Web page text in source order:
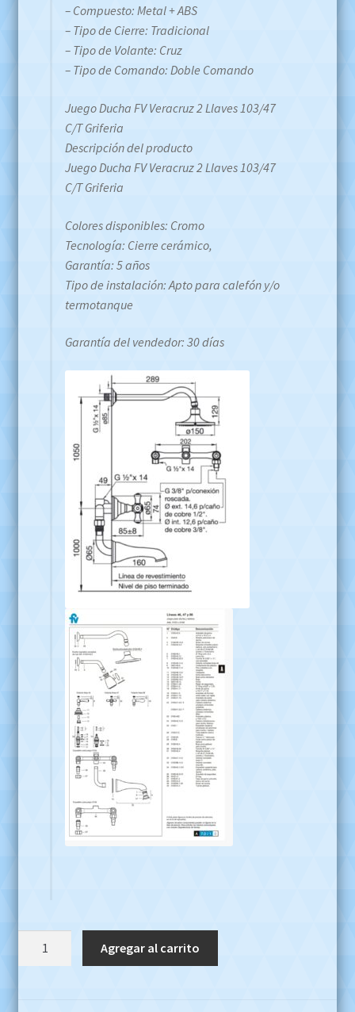
– Compuesto: Metal + ABS
– Tipo de Cierre: Tradicional
– Tipo de Volante: Cruz
– Tipo de Comando: Doble Comando
Juego Ducha FV Veracruz 2 Llaves 103/47
C/T Griferia
Descripción del producto
Juego Ducha FV Veracruz 2 Llaves 103/47
C/T Griferia
Colores disponibles: Cromo
Tecnología: Cierre cerámico,
Garantía: 5 años
Tipo de instalación: Apto para calefón y/o
termotanque
Garantía del vendedor: 30 días
Agregar al carrito